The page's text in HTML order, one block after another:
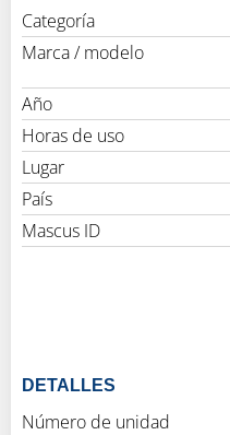
Categoría
Marca / modelo
Año
Horas de uso
Lugar
País
Mascus ID
DETALLES
Número de unidad